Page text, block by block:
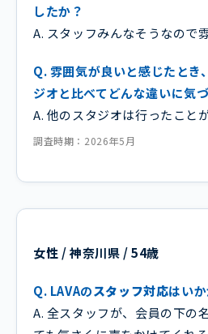
したか？
A. スタッフみんなそうなので
Q. 雰囲気が良いと感じたとき
ジオと比べてどんな違いに気
A. 他のスタジオは行ったこと
調査時期：2026年5月
女性 / 神奈川県 / 54歳
Q. LAVAのスタッフ対応はいか
A. 全スタッフが、会員の下の